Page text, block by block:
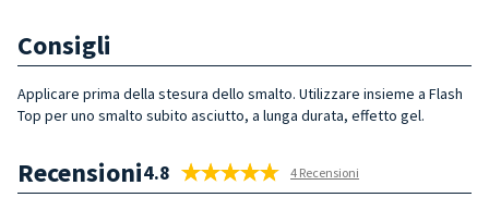
Consigli
Applicare prima della stesura dello smalto. Utilizzare insieme a Flash
Top per uno smalto subito asciutto, a lunga durata, effetto gel.
Recensioni4.8 4 Recensioni